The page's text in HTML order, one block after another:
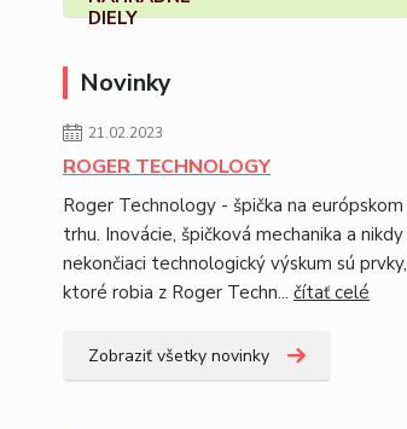
Novinky
21.02.2023
ROGER TECHNOLOGY
Roger Technology - špička na európskom
trhu. Inovácie, špičková mechanika a nikdy
nekončiaci technologický výskum sú prvky,
ktoré robia z Roger Techn... čítať celé
Zobraziť všetky novinky